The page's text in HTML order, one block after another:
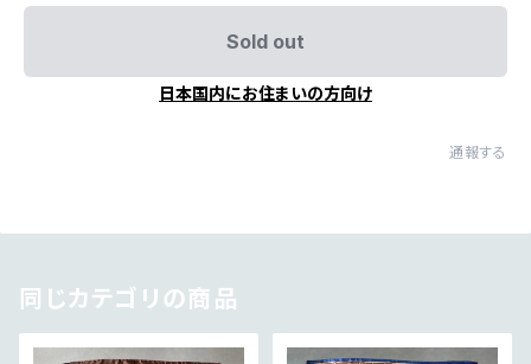
Sold out
日本国内にお住まいの方向け
通報する
同じカテゴリの商品